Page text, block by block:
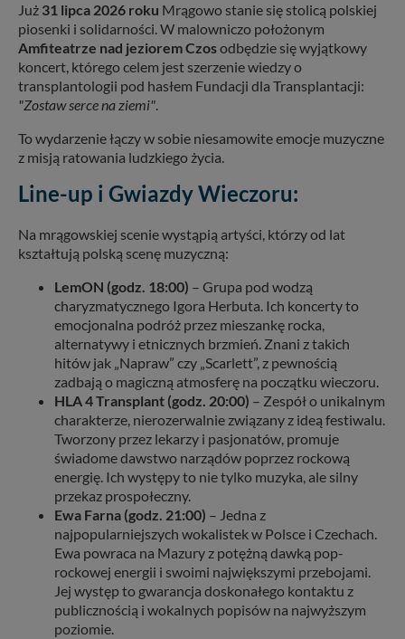
Już 31 lipca 2026 roku Mrągowo stanie się stolicą polskiej
piosenki i solidarności. W malowniczo położonym
Amfiteatrze nad jeziorem Czosodbędzie się wyjątkowy
koncert, którego celem jest szerzenie wiedzy o
transplantologii pod hasłem Fundacji dla Transplantacji:
"Zostaw serce na ziemi".
To wydarzenie łączy w sobie niesamowite emocje muzyczne
z misją ratowania ludzkiego życia.
Line-up i Gwiazdy Wieczoru:
Na mrągowskiej scenie wystąpią artyści, którzy od lat
kształtują polską scenę muzyczną:
LemON (godz. 18:00) – Grupa pod wodzą
charyzmatycznego Igora Herbuta. Ich koncerty to
emocjonalna podróż przez mieszankę rocka,
alternatywy i etnicznych brzmień. Znani z takich
hitów jak „Napraw” czy „Scarlett”, z pewnością
zadbają o magiczną atmosferę na początku wieczoru.
HLA 4 Transplant (godz. 20:00) – Zespół o unikalnym
charakterze, nierozerwalnie związany z ideą festiwalu.
Tworzony przez lekarzy i pasjonatów, promuje
świadome dawstwo narządów poprzez rockową
energię. Ich występy to nie tylko muzyka, ale silny
przekaz prospołeczny.
Ewa Farna (godz. 21:00) – Jedna z
najpopularniejszych wokalistek w Polsce i Czechach.
Ewa powraca na Mazury z potężną dawką pop-
rockowej energii i swoimi największymi przebojami.
Jej występ to gwarancja doskonałego kontaktu z
publicznością i wokalnych popisów na najwyższym
poziomie.